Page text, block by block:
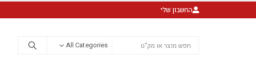
החשבון שלי
All Categories